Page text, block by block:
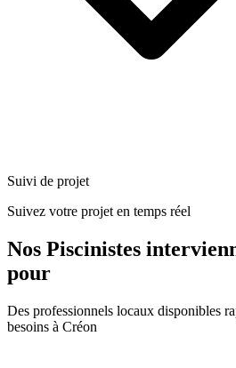
Suivi de projet
Suivez votre projet en temps réel
Nos Piscinistes
pour
Des professionnels locaux disponibles
besoins à Créon